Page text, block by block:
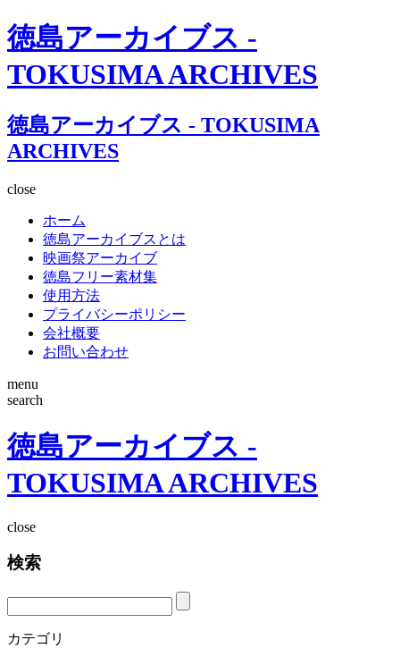
徳島アーカイブス -
TOKUSIMA ARCHIVES
徳島アーカイブス - TOKUSIMA
ARCHIVES
close
ホーム
徳島アーカイブスとは
映画祭アーカイブ
徳島フリー素材集
使用方法
プライバシーポリシー
会社概要
お問い合わせ
menu
search
徳島アーカイブス -
TOKUSIMA ARCHIVES
close
検索
カテゴリ